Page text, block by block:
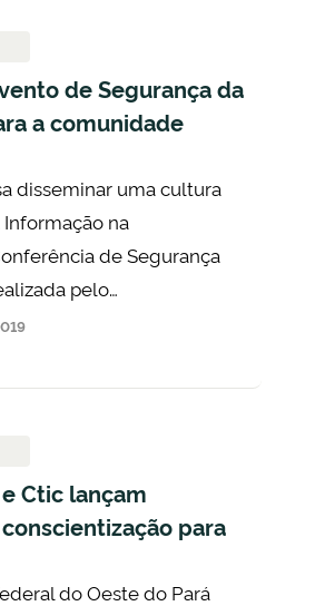
de Segurança da
a comunidade
disseminar uma cultura
na
de Segurança
pelo…
Ctic lançam
para
do Oeste do Pará